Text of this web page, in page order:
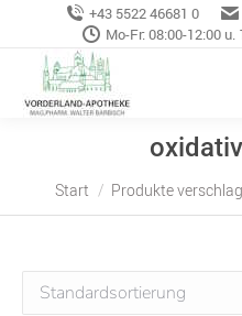
+43 5522 46681 0
Mo-Fr: 08:00-12:00
Sie befinden sich hier:
Start Produkte